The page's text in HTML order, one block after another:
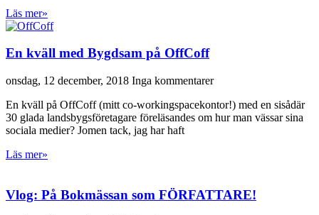
Läs mer»
En kväll med Bygdsam på OffCoff
onsdag, 12 december, 2018 Inga kommentarer
En kväll på OffCoff (mitt co-workingspacekontor!) med en sisådär
30 glada landsbygsföretagare föreläsandes om hur man vässar sina
sociala medier? Jomen tack, jag har haft
Läs mer»
Vlog: På Bokmässan som FÖRFATTARE!